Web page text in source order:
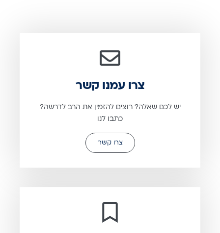
צרו עמנו קשר
יש לכם שאלה? רוצים להזמין את הרב לדרשה?
כתבו לנו
צרו קשר